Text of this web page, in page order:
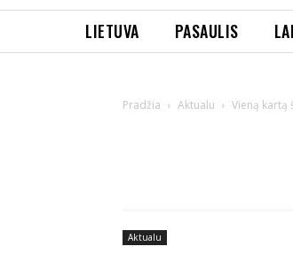
LIETUVA PASAULIS
Pradžia Aktualu Vieną kartą
Aktualu